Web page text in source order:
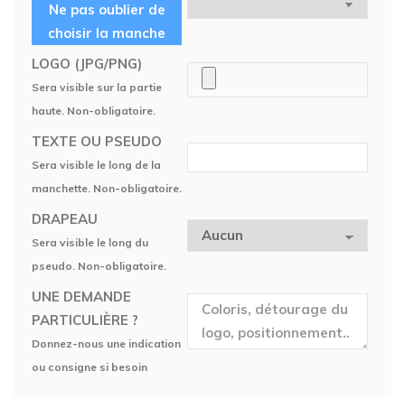
Ne pas oublier de
choisir la manche
LOGO (JPG/PNG)
Sera visible sur la partie
haute. Non-obligatoire.
TEXTE OU PSEUDO
Sera visible le long de la
manchette. Non-obligatoire.
DRAPEAU
Sera visible le long du
pseudo. Non-obligatoire.
UNE DEMANDE
PARTICULIÈRE ?
Donnez-nous une indication
ou consigne si besoin